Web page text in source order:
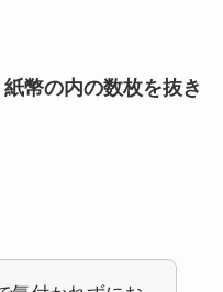
幣の内の数枚を抜き